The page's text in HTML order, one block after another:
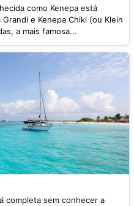
como Kenepa está
e Kenepa Chiki (ou Klein
a mais famosa...
completa sem conhecer a